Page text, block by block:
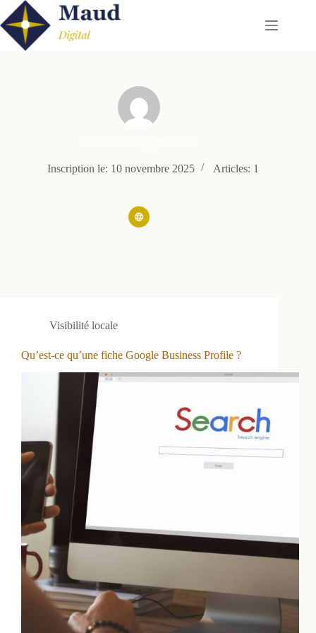
Passer
au
contenu
Inscription le: 10 novembre 2025 Articles: 1
Visibilité locale
Qu’est-ce qu’une fiche Google Business Profile ?